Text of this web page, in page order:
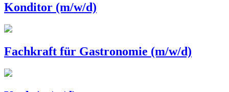
Konditor (m/w/d)
Fachkraft für Gastronomie (m/w/d)